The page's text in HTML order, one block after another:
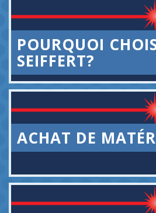
POURQUOI
SEIFFERT?
ACHAT DE